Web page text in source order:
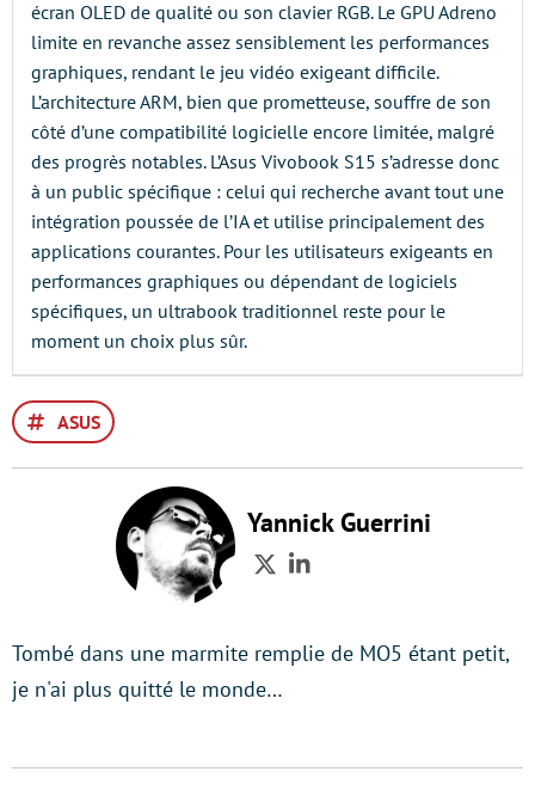
écran OLED de qualité ou son clavier RGB. Le GPU Adreno
limite en revanche assez sensiblement les performances
graphiques, rendant le jeu vidéo exigeant difficile.
L’architecture ARM, bien que prometteuse, souffre de son
côté d’une compatibilité logicielle encore limitée, malgré
des progrès notables. L’Asus Vivobook S15 s’adresse donc
à un public spécifique : celui qui recherche avant tout une
intégration poussée de l’IA et utilise principalement des
applications courantes. Pour les utilisateurs exigeants en
performances graphiques ou dépendant de logiciels
spécifiques, un ultrabook traditionnel reste pour le
moment un choix plus sûr.
ASUS
Yannick Guerrini
TwitterLinkedIn
Tombé dans une marmite remplie de MO5 étant petit,
je n'ai plus quitté le monde…